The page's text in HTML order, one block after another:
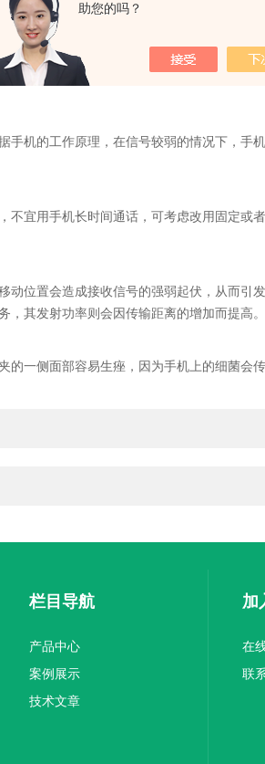
助您的吗？
决定了辐射被人体吸收的程度。因此，
能会影响生育机能。较为健康的方法，
机的工作原理，在信号较弱的情况下，手
宜用手机长时间通话，可考虑改用固定或
位置会造成接收信号的强弱起伏，从而引
其发射功率则会因传输距离的增加而提高。
一侧面部容易生痤，因为手机上的细菌会传
栏目导航
产品中心
案例展示
技术文章
加
在
联